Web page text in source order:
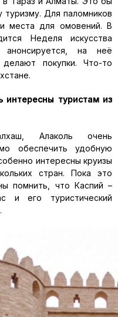
Для паломников
места для омовений. В
Неделя искусства
анонсируется, на неё
покупки. Что-то
туристам из
Алаколь очень
обеспечить удобную
интересны круизы
стран. Пока это
помнить, что Каспий –
и его туристический